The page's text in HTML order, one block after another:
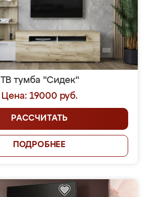
ТВ тумба "Сидек"
Цена: 19000 руб.
РАССЧИТАТЬ
ПОДРОБНЕЕ